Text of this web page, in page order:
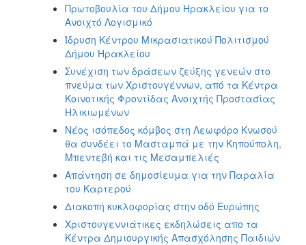
2016
2015
2013
2012
2011
2010
2006
ΕΠΙΣΚΕΠΤΗΣ
Πρωτοβουλία του Δήμου Ηρακλείου για το
Ανοιχτό Λογισμικό
Ίδρυση Κέντρου Μικρασιατικού Πολιτισμού
Δήμου Ηρακλείου
Συνέχιση των δράσεων ζεύξης γενεών στο
πνεύμα των Χριστουγέννων, από τα Κέντρα
Κοινοτικής Φροντίδας Ανοιχτής Προστασίας
Ηλικιωμένων
Νέος ισόπεδος κόμβος στη Λεωφόρο Κνωσού
θα συνδέει το Μασταμπά με την Κηπούπολη,
Μπεντεβή και τις Μεσαμπελιές
Απάντηση σε δημοσίευμα για την Παραλία
του Καρτερού
Διακοπή κυκλοφορίας στην οδό Ευρώπης
Χριστουγεννιάτικες εκδηλώσεις απο τα
Κέντρα Δημιουργικής Aπασχόλησης Παιδιών